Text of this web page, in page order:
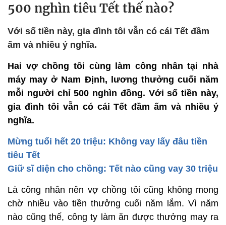
500 nghìn tiêu Tết thế nào?
Với số tiền này, gia đình tôi vẫn có cái Tết đầm
ấm và nhiều ý nghĩa.
Hai vợ chồng tôi cùng làm công nhân tại nhà
máy may ở Nam Định, lương thưởng cuối năm
mỗi người chỉ 500 nghìn đồng. Với số tiền này,
gia đình tôi vẫn có cái Tết đầm ấm và nhiều ý
nghĩa.
Mừng tuổi hết 20 triệu: Không vay lấy đâu tiền
tiêu Tết
Giữ sĩ diện cho chồng: Tết nào cũng vay 30 triệu
Là công nhân nên vợ chồng tôi cũng không mong
chờ nhiều vào tiền thưởng cuối năm lắm. Vì năm
nào cũng thế, công ty làm ăn được thưởng may ra